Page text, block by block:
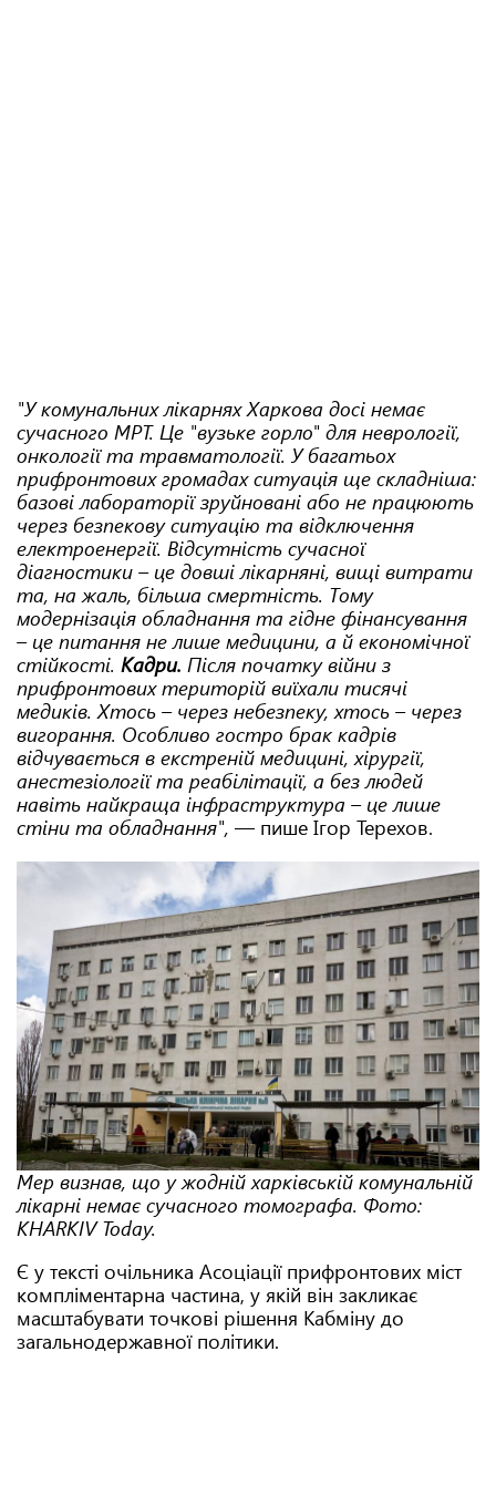
"У комунальних лікарнях Харкова досі немає
сучасного МРТ. Це "вузьке горло" для неврології,
онкології та травматології. У багатьох
прифронтових громадах ситуація ще складніша:
базові лабораторії зруйновані або не працюють
через безпекову ситуацію та відключення
електроенергії. Відсутність сучасної
діагностики – це довші лікарняні, вищі витрати
та, на жаль, більша смертність. Тому
модернізація обладнання та гідне фінансування
– це питання не лише медицини, а й економічної
стійкості. Кадри. Після початку війни з
прифронтових територій виїхали тисячі
медиків. Хтось – через небезпеку, хтось – через
вигорання. Особливо гостро брак кадрів
відчувається в екстреній медицині, хірургії,
анестезіології та реабілітації, а без людей
навіть найкраща інфраструктура – це лише
стіни та обладнання", — пише Ігор Терехов.
Мер визнав, що у жодній харківській комунальній
лікарні немає сучасного томографа. Фото:
KHARKIV Today.
Є у тексті очільника Асоціації прифронтових міст
компліментарна частина, у якій він закликає
масштабувати точкові рішення Кабміну до
загальнодержавної політики.